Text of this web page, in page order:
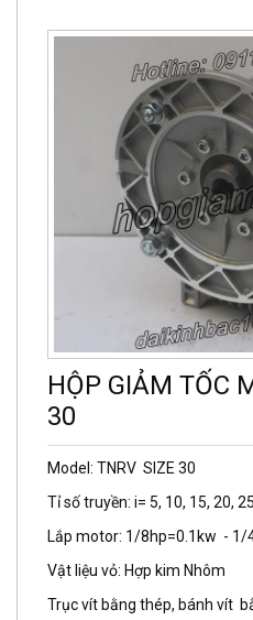
HỘP GIẢM TỐC
30
Model: TNRV SIZE 30
Tỉ số truyền: i= 5, 10, 15, 20,
Lắp motor: 1/8hp=0.1kw - 1/
Vật liệu vỏ: Hợp kim Nhôm
Trục vít bằng thép, bánh vít